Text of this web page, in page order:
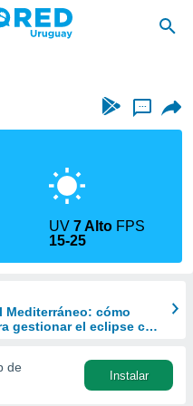
...
UV7 Alto FPS
15-25
Mediterráneo: cómo
gestionar el eclipse con
de
Instalar